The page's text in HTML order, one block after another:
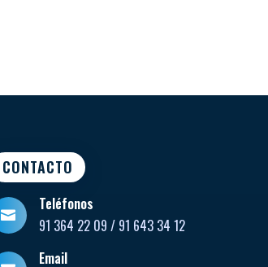
CONTACTO

Teléfonos
91 364 22 09 / 91 643 34 12
Email